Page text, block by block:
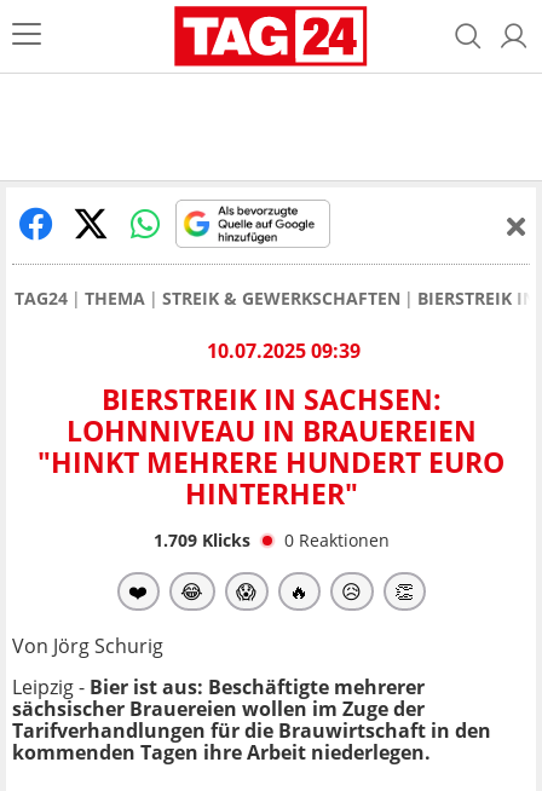
TAG24 THEMA STREIK & GEWERKSCHAFTEN BIERSTREIK
10.07.2025 09:39
BIERSTREIK IN SACHSEN:
LOHNNIVEAU IN BRAUEREIEN
"HINKT MEHRERE HUNDERT EURO
HINTERHER"
1.709Klicks 0 Reaktionen
❤️ 😂 😱 🔥 😥 👏
Von Jörg Schurig
Leipzig - Bier ist aus: Beschäftigte mehrerer
sächsischer Brauereien wollen im Zuge der
Tarifverhandlungen für die Brauwirtschaft in den
kommenden Tagen ihre Arbeit niederlegen.